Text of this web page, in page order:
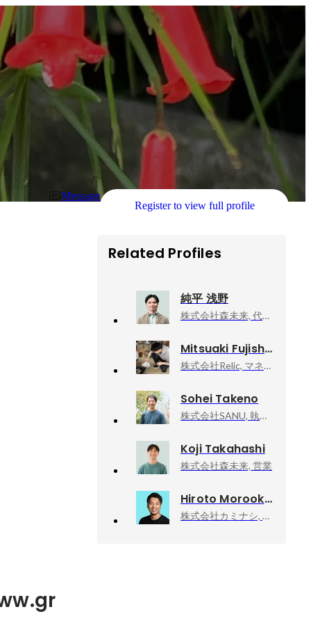
Message
Register to view full profile
Related Profiles
純平 浅野
株式会社森未来, 代表取締役
Mitsuaki Fujishige
株式会社Relic, マネージャー・フルスタックエンジニア
Sohei Takeno
株式会社SANU, 執行役員 技術統括
Koji Takahashi
株式会社森未来, 営業
Hiroto Morooka
株式会社カミナシ, 代表取締役